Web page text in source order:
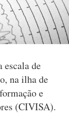
escala de
na ilha de
e
(CIVISA).